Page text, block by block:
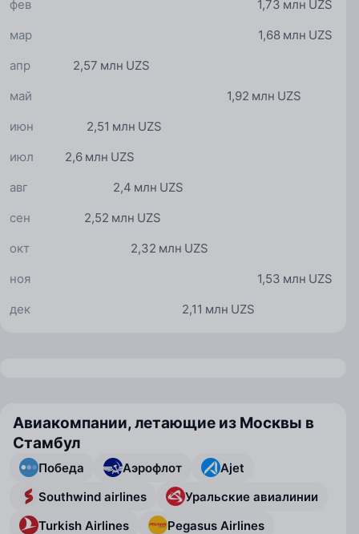
1,73 млн UZS
фев
1,68 млн UZS
мар
2,57 млн UZS
апр
1,92 млн UZS
май
2,51 млн UZS
июн
2,6 млн UZS
июл
2,4 млн UZS
авг
2,52 млн UZS
сен
2,32 млн UZS
окт
1,53 млн UZS
ноя
2,11 млн UZS
дек
Авиакомпании, летающие из Москвы в
Стамбул
Победа Аэрофлот
Ajet
Southwind airlines
Уральские авиалинии
Turkish Airlines
Pegasus Airlines